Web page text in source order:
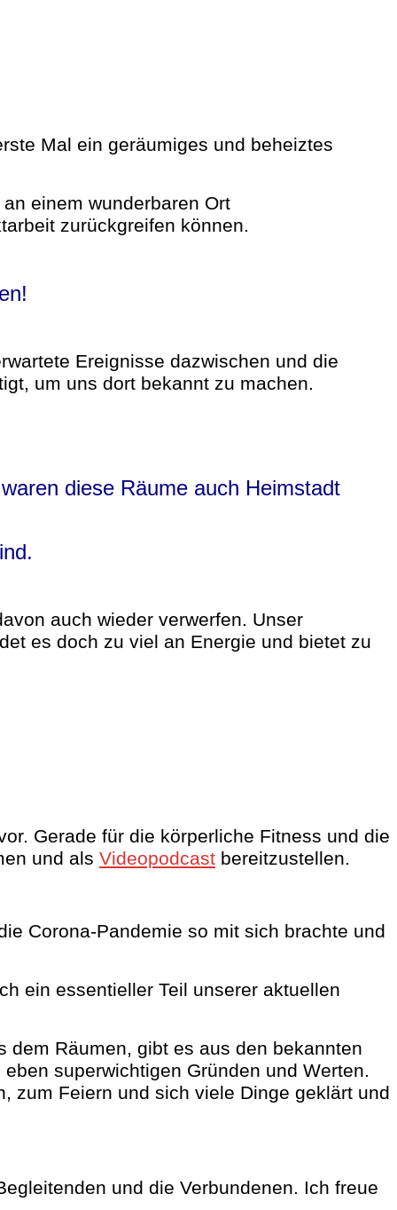
Mal ein geräumiges und beheiztes
einem wunderbaren Ort
zurückgreifen können.
Ereignisse dazwischen und die
um uns dort bekannt zu machen.
diese Räume auch Heimstadt
auch wieder verwerfen. Unser
es doch zu viel an Energie und bietet zu
Gerade für die körperliche Fitness und die
und als Videopodcast bereitzustellen.
Corona-Pandemie so mit sich brachte und
ein essentieller Teil unserer aktuellen
Räumen, gibt es aus den bekannten
superwichtigen Gründen und Werten.
zum Feiern und sich viele Dinge geklärt und
und die Verbundenen. Ich freue